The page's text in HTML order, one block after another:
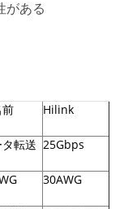
がある
Hilink
転送 25Gbps
30AWG